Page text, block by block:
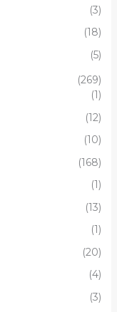
(3)
(18)
(5)
(269)
(1)
(12)
(10)
(168)
(1)
(13)
(1)
(20)
(4)
(3)